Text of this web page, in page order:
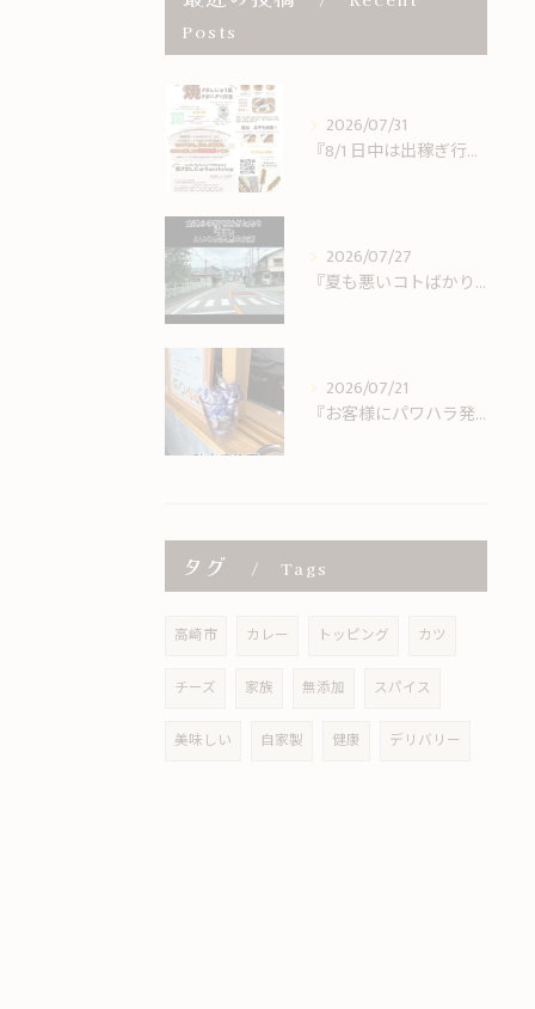
Posts
2026/07/31
『8/1 日中は出稼ぎ行ってきますです。
2026/07/27
『夏も悪いコトばかりではない。
2026/07/21
『お客様にパワハラ発動』
タグ Tags
高崎市 カレー トッピング カツ
チーズ 家族 無添加 スパイス
美味しい 自家製 健康 デリバリー